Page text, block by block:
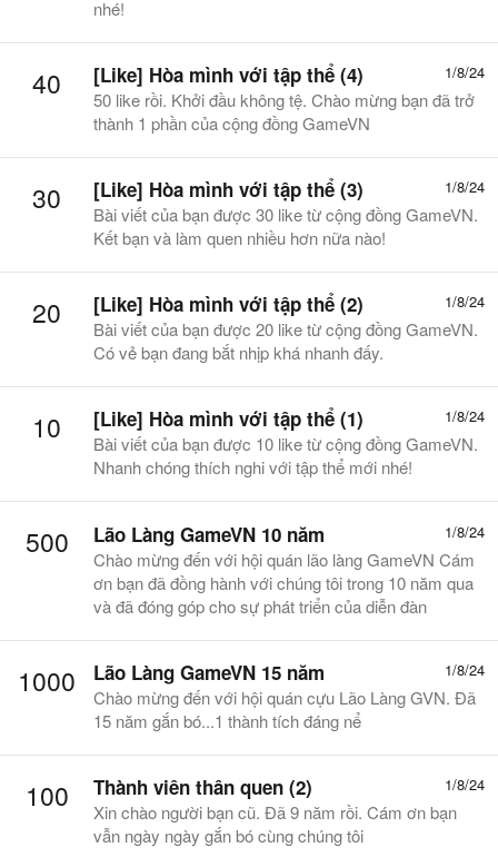
nhé!
40 1/8/24
[Like] Hòa mình với tập thể (4)
50 like rồi. Khởi đầu không tệ. Chào mừng bạn đã trở
thành 1 phần của cộng đồng GameVN
30 1/8/24
[Like] Hòa mình với tập thể (3)
Bài viết của bạn được 30 like từ cộng đồng GameVN.
Kết bạn và làm quen nhiều hơn nữa nào!
20 1/8/24
[Like] Hòa mình với tập thể (2)
Bài viết của bạn được 20 like từ cộng đồng GameVN.
Có vẻ bạn đang bắt nhịp khá nhanh đấy.
10 1/8/24
[Like] Hòa mình với tập thể (1)
Bài viết của bạn được 10 like từ cộng đồng GameVN.
Nhanh chóng thích nghi với tập thể mới nhé!
500 1/8/24
Lão Làng GameVN 10 năm
Chào mừng đến với hội quán lão làng GameVN Cám
ơn bạn đã đồng hành với chúng tôi trong 10 năm qua
và đã đóng góp cho sự phát triển của diễn đàn
1000 1/8/24
Lão Làng GameVN 15 năm
Chào mừng đến với hội quán cựu Lão Làng GVN. Đã
15 năm gắn bó...1 thành tích đáng nể
100 1/8/24
Thành viên thân quen (2)
Xin chào người bạn cũ. Đã 9 năm rồi. Cám ơn bạn
vẫn ngày ngày gắn bó cùng chúng tôi